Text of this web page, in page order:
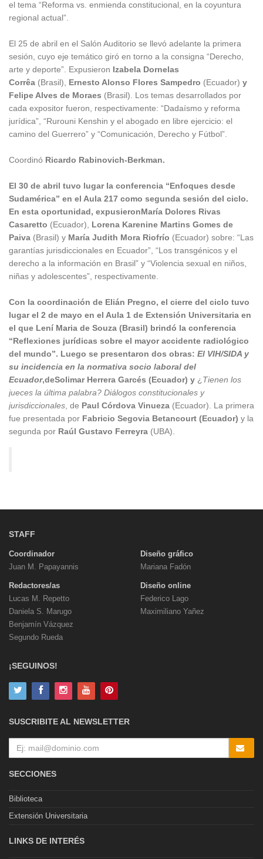
el tema “Reforma vs. enmienda constitucional, en la coyuntura
regional actual”.
El 25 de abril en el Salón Auditorio se llevó adelante la primera
sesión, cuyo eje temático giró en torno a la consigna “Derecho,
arte y deporte”. Expusieron Izabela Dornelas
Corrêa (Brasil), Ernesto Alonso Flores Sampedro (Ecuador) y
Felipe Alves de Moraes (Brasil). Los temas desarrollados por
cada expositor fueron, respectivamente: “Dadaísmo y reforma
jurídica”, “Rurouni Kenshin y el abogado en libre ejercicio: el
camino del Guerrero” y “Comunicación, Derecho y Fútbol”.
Coordinó Ricardo Rabinovich-Berkman.
El 30 de abril tuvo lugar la conferencia “Enfoques desde
Sudamérica” en el Aula 217 como segunda sesión del ciclo.
En esta oportunidad, expusieronMaría Dolores Rivas
Casaretto (Ecuador), Lorena Karenine Martins Gomes de
Paiva (Brasil) y María Judith Mora Riofrío (Ecuador) sobre: “Las
garantías jurisdiccionales en Ecuador”, “Los transgénicos y el
derecho a la información en Brasil” y “Violencia sexual en niños,
niñas y adolescentes”, respectivamente.
Con la coordinación de Elián Pregno, el cierre del ciclo tuvo
lugar el 2 de mayo en el Aula 1 de Extensión Universitaria en
el que Lení Maria de Souza (Brasil) brindó la conferencia
“Reflexiones jurídicas sobre el mayor accidente radiológico
del mundo”. Luego se presentaron dos obras: El VIH/SIDA y
su incidencia en la normativa socio laboral del
Ecuador,deSolimar Herrera Garcés (Ecuador) y ¿ Tienen los
jueces la última palabra? Diálogos constitucionales y
jurisdiccionales , de Paul Córdova Vinueza (Ecuador). La primera
fue presentada por Fabricio Segovia Betancourt (Ecuador) y la
segunda por Raúl Gustavo Ferreyra (UBA).
STAFF
Coordinador
Juan M. Papayannis
Redactores/as
Lucas M. Repetto
Daniela S. Marugo
Benjamín Vázquez
Segundo Rueda
Diseño gráfico
Mariana Fadón
Diseño online
Federico Lago
Maximiliano Yañez
¡SEGUINOS!
SUSCRIBITE AL NEWSLETTER
SECCIONES
Biblioteca
Extensión Universitaria
LINKS DE INTERÉS